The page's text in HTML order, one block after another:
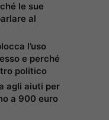
le sue
al
l’uso
e perché
politico
agli aiuti per
a 900 euro